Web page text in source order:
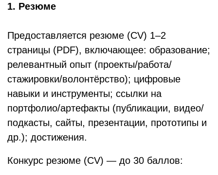
1. Резюме
Предоставляется резюме (CV) 1–2
страницы (PDF), включающее: образование;
релевантный опыт (проекты/работа/
стажировки/волонтёрство); цифровые
навыки и инструменты; ссылки на
портфолио/артефакты (публикации, видео/
подкасты, сайты, презентации, прототипы и
др.); достижения.
Конкурс резюме (CV) — до 30 баллов: